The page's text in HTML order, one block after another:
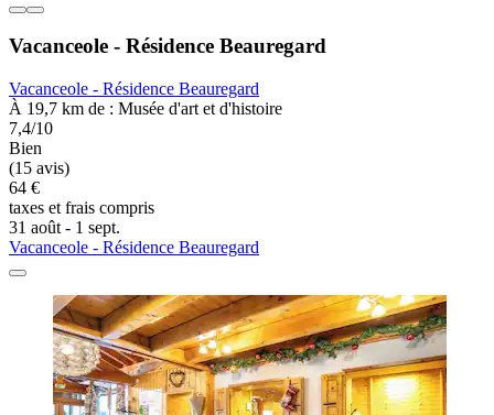
Vacanceole - Résidence Beauregard
Vacanceole - Résidence Beauregard
À 19,7 km de : Musée d'art et d'histoire
7,4/10
Bien
(15 avis)
64 €
taxes et frais compris
31 août - 1 sept.
Vacanceole - Résidence Beauregard